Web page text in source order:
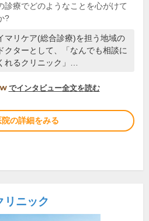
診療でどのようなことを心がけて
?
マリケア(総合診療)を担う地域の
クターとして、「なんでも相談に
れるクリニック」…
DOCTORVIEW
でインタビュー全文を読む
院の詳細をみる
リニック